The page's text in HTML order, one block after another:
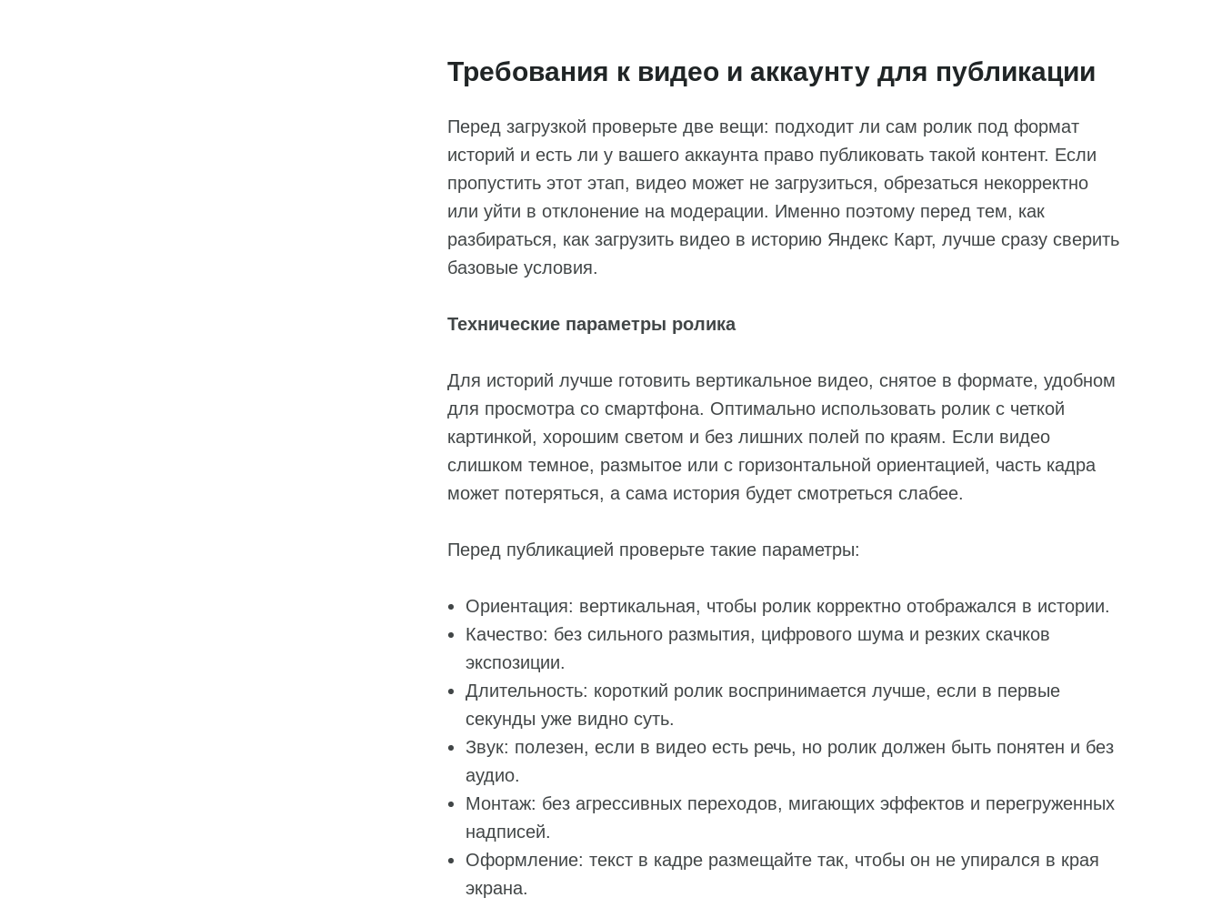
Требования к видео и аккаунту для публикации
Перед загрузкой проверьте две вещи: подходит ли сам ролик под формат
историй и есть ли у вашего аккаунта право публиковать такой контент. Если
пропустить этот этап, видео может не загрузиться, обрезаться некорректно
или уйти в отклонение на модерации. Именно поэтому перед тем, как
разбираться, как загрузить видео в историю Яндекс Карт, лучше сразу сверить
базовые условия.
Технические параметры ролика
Для историй лучше готовить вертикальное видео, снятое в формате, удобном
для просмотра со смартфона. Оптимально использовать ролик с четкой
картинкой, хорошим светом и без лишних полей по краям. Если видео
слишком темное, размытое или с горизонтальной ориентацией, часть кадра
может потеряться, а сама история будет смотреться слабее.
Перед публикацией проверьте такие параметры:
Ориентация: вертикальная, чтобы ролик корректно отображался в истории.
Качество: без сильного размытия, цифрового шума и резких скачков
экспозиции.
Длительность: короткий ролик воспринимается лучше, если в первые
секунды уже видно суть.
Звук: полезен, если в видео есть речь, но ролик должен быть понятен и без
аудио.
Монтаж: без агрессивных переходов, мигающих эффектов и перегруженных
надписей.
Оформление: текст в кадре размещайте так, чтобы он не упирался в края
экрана.